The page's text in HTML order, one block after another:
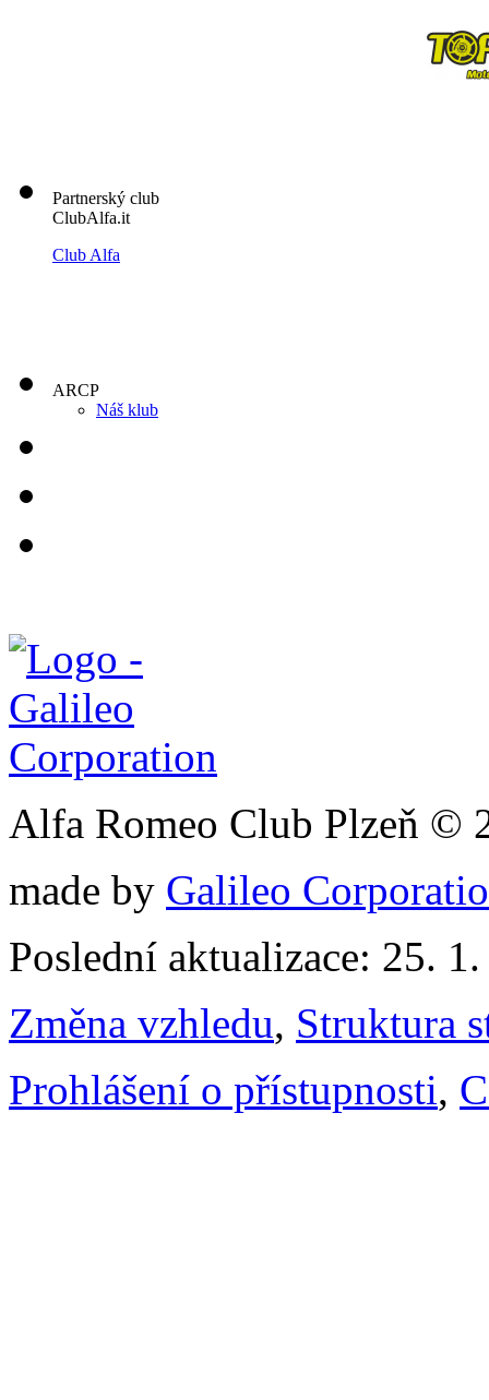
Partnerský club
ClubAlfa.it
Club Alfa
ARCP
Náš klub
Alfa Romeo Club Plzeň ©
made by Galileo
Poslední aktualizace: 25.
Změna vzhledu, Struktura
Prohlášení o přístupnosti,